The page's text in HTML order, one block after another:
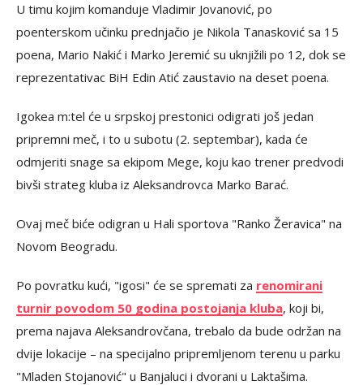
U timu kojim komanduje Vladimir Jovanović, po
poenterskom učinku prednjačio je Nikola Tanasković sa 15
poena, Mario Nakić i Marko Jeremić su uknjižili po 12, dok se
reprezentativac BiH Edin Atić zaustavio na deset poena.
Igokea m:tel će u srpskoj prestonici odigrati još jedan
pripremni meč, i to u subotu (2. septembar), kada će
odmjeriti snage sa ekipom Mege, koju kao trener predvodi
bivši strateg kluba iz Aleksandrovca Marko Barać.
Ovaj meč biće odigran u Hali sportova "Ranko Žeravica" na
Novom Beogradu.
Po povratku kući, "igosi" će se spremati za renomirani
turnir povodom 50 godina postojanja kluba, koji bi,
prema najava Aleksandrovčana, trebalo da bude održan na
dvije lokacije – na specijalno pripremljenom terenu u parku
"Mladen Stojanović" u Banjaluci i dvorani u Laktašima.